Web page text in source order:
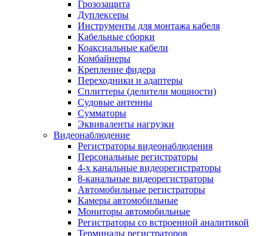
Грозозащита
Дуплексеры
Инструменты для монтажа кабеля
Кабельные сборки
Коаксиальные кабели
Комбайнеры
Крепление фидера
Переходники и адаптеры
Сплиттеры (делители мощности)
Судовые антенны
Сумматоры
Эквиваленты нагрузки
Видеонаблюдение
Регистраторы видеонаблюдения
Персональные регистраторы
4-х канальные видеорегистраторы
8-канальные видеорегистраторы
Автомобильные регистраторы
Камеры автомобильные
Мониторы автомобильные
Регистраторы со встроенной аналитикой
Терминалы регистраторов